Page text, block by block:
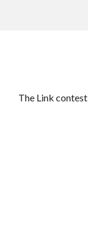
The Link contest